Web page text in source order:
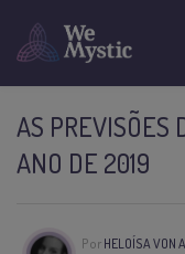
AS PREVISÕES
ANO DE 2019
Por HELOÍSA VON